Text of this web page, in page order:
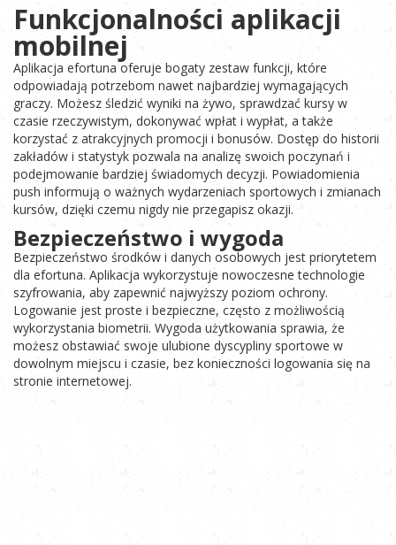
Funkcjonalności aplikacji
mobilnej
Aplikacja efortuna oferuje bogaty zestaw funkcji, które
odpowiadają potrzebom nawet najbardziej wymagających
graczy. Możesz śledzić wyniki na żywo, sprawdzać kursy w
czasie rzeczywistym, dokonywać wpłat i wypłat, a także
korzystać z atrakcyjnych promocji i bonusów. Dostęp do historii
zakładów i statystyk pozwala na analizę swoich poczynań i
podejmowanie bardziej świadomych decyzji. Powiadomienia
push informują o ważnych wydarzeniach sportowych i zmianach
kursów, dzięki czemu nigdy nie przegapisz okazji.
Bezpieczeństwo i wygoda
Bezpieczeństwo środków i danych osobowych jest priorytetem
dla efortuna. Aplikacja wykorzystuje nowoczesne technologie
szyfrowania, aby zapewnić najwyższy poziom ochrony.
Logowanie jest proste i bezpieczne, często z możliwością
wykorzystania biometrii. Wygoda użytkowania sprawia, że
możesz obstawiać swoje ulubione dyscypliny sportowe w
dowolnym miejscu i czasie, bez konieczności logowania się na
stronie internetowej.